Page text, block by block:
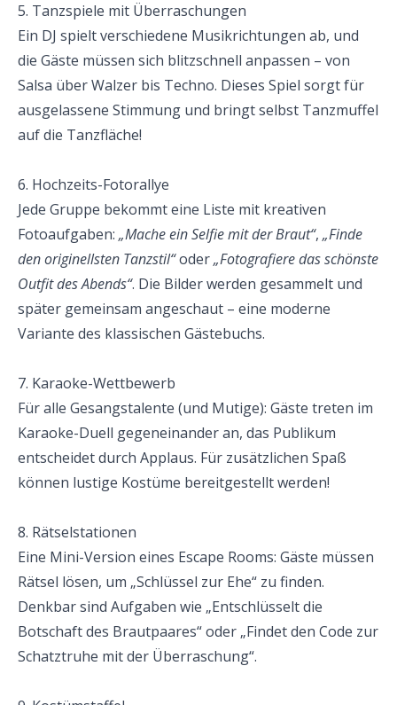
5. Tanzspiele mit Überraschungen
Ein DJ spielt verschiedene Musikrichtungen ab, und
die Gäste müssen sich blitzschnell anpassen – von
Salsa über Walzer bis Techno. Dieses Spiel sorgt für
ausgelassene Stimmung und bringt selbst Tanzmuffel
auf die Tanzfläche!
6. Hochzeits-Fotorallye
Jede Gruppe bekommt eine Liste mit kreativen
Fotoaufgaben: „Mache ein Selfie mit der Braut“, „Finde
den originellsten Tanzstil“ oder „Fotografiere das schönste
Outfit des Abends“. Die Bilder werden gesammelt und
später gemeinsam angeschaut – eine moderne
Variante des klassischen Gästebuchs.
7. Karaoke-Wettbewerb
Für alle Gesangstalente (und Mutige): Gäste treten im
Karaoke-Duell gegeneinander an, das Publikum
entscheidet durch Applaus. Für zusätzlichen Spaß
können lustige Kostüme bereitgestellt werden!
8. Rätselstationen
Eine Mini-Version eines Escape Rooms: Gäste müssen
Rätsel lösen, um „Schlüssel zur Ehe“ zu finden.
Denkbar sind Aufgaben wie „Entschlüsselt die
Botschaft des Brautpaares“ oder „Findet den Code zur
Schatztruhe mit der Überraschung“.